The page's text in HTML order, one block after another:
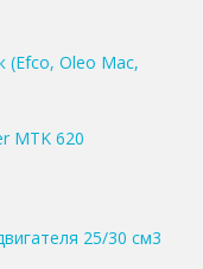
(Efco, Oleo Mac,
MTK 620
25/30 см3